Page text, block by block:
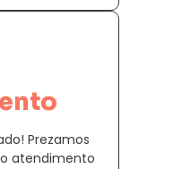
Prezamos
atendimento